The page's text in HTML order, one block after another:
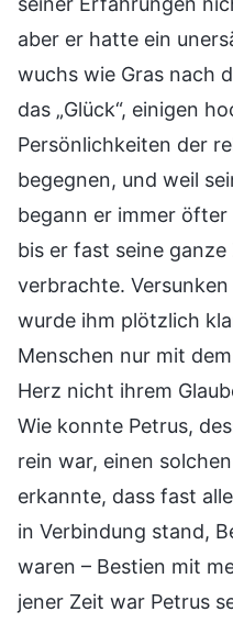
aber er hatte ein
wuchs wie Gras nach
das „Glück“, einigen
Persönlichkeiten der
begegnen, und weil
begann er immer
bis er fast seine
verbrachte.
wurde ihm plötzlich
Menschen nur mit
Herz nicht ihrem
Wie konnte Petrus,
rein war, einen
erkannte, dass fast
in Verbindung stand,
waren – Bestien mit
jener Zeit war Petrus